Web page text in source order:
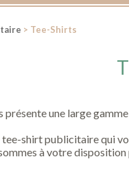
> Tee-Shirts
présente une large
tee-shirt publicitaire qui
à votre